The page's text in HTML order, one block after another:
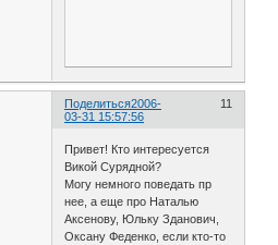
Поделиться 11
2006-
03-31 15:57:56
Привет! Кто интересуется
Викой Сурядной?
Могу немного поведать пр
нее, а еще про Наталью
Аксенову, Юльку Зданович,
Оксану Феденко, если кто-то